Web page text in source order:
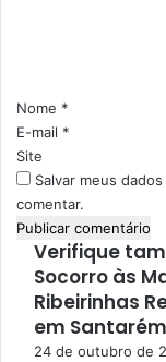
s
i
o
*
Nome *
E-mail *
Site
Salvar meus
comentar.
Verifique
F
e
c
h
Socorro às
Ribeirinhas
em
24 de outubro de